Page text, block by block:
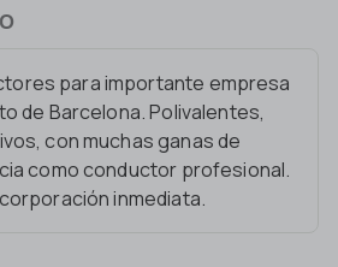
para importante empresa
de Barcelona. Polivalentes,
con muchas ganas de
como conductor profesional.
inmediata.